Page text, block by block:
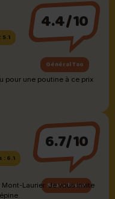
4.4/10
Général Tao
pour une poutine à ce prix
: 6.1
6.7/10
Sauce brune
Laurier. Je vous invite